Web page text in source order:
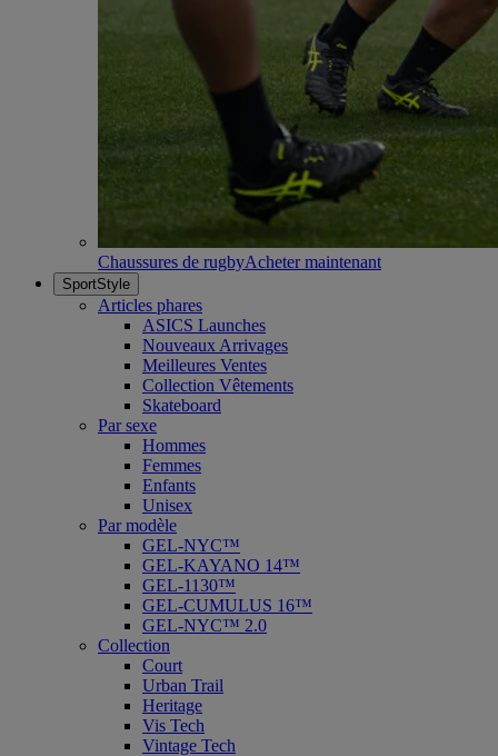
Chaussures de rugbyAcheter maintenant
SportStyle
Articles phares
ASICS Launches
Nouveaux Arrivages
Meilleures Ventes
Collection Vêtements
Skateboard
Par sexe
Hommes
Femmes
Enfants
Unisex
Par modèle
GEL-NYC™
GEL-KAYANO 14™
GEL-1130™
GEL-CUMULUS 16™
GEL-NYC™ 2.0
Collection
Court
Urban Trail
Heritage
Vis Tech
Vintage Tech